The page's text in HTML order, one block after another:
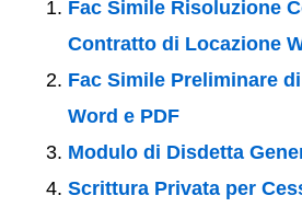
Fac Simile Risoluzione
Contratto di Locazione
Fac Simile Preliminare
Word e PDF
Modulo di Disdetta
Scrittura Privata per